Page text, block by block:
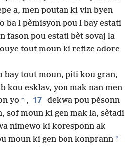
a, men poutan ki vin byen
ba l pèmisyon pou l bay estati
fason pou estati bèt sovaj la
tout moun ki refize adore
bay tout moun, piti kou gran,
kou esklav, yon mak nan men
yo + , 17 dekwa pou pèsonn
sof moun ki gen mak la, sètadi
nimewo ki koresponn ak
moun ki gen bon konprann *